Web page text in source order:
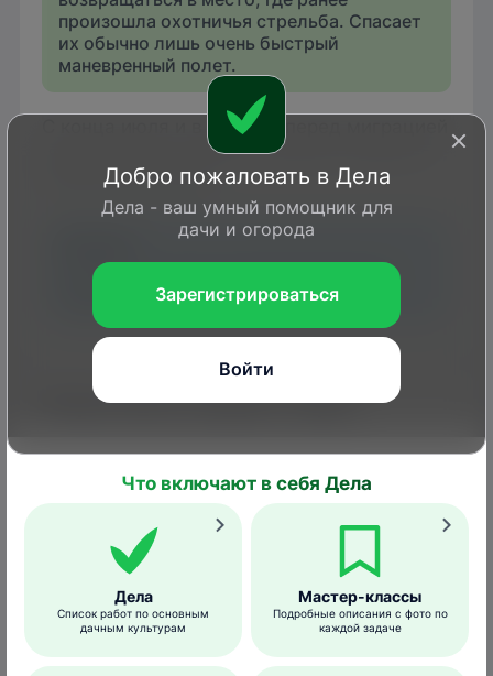
произошла охотничья стрельба. Спасает
их обычно лишь очень быстрый
маневренный полет.
С конца июля и в августе перед миграцией
чирки летают стаями и обильно кормятся,
наращивая жирок.
Зимуют эти птицы в Западной Европе,
Средиземноморье, Африке.
Когда можно увидеть чирка
Осенний пролет чирков начинается во
второй половине августа, а массовый
отлет приходится на октябрь–ноябрь.
Возвращаются в родные края птицы уже в
марте, а если найдут незамерзающие
водоемы, могут вообще не улетать на
зимовку.
1 2 3 4 5 8 9 10 11 12
Добро пожаловать в Дела
Дела - ваш умный помощник для
дачи и огорода
Зарегистрироваться
Войти
Что включают в себя Дела
Дела
Список работ по основным
дачным культурам
Мастер-классы
Подробные описания с фото по
каждой задаче